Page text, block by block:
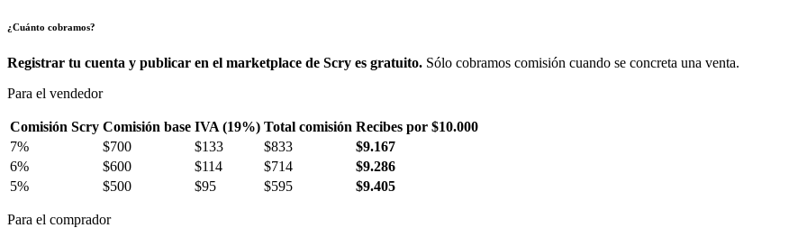
¿Cuánto cobramos?
Registrar tu cuenta y publicar en el marketplace de Scry es gratuito. Sólo cobramos comisión cuando se concreta una venta.
Para el vendedor
Comisión Scry Comisión base IVA (19%) Total comisión Recibes por $10.000
7%
$700 $133 $833
$9.167
6%
$600 $114 $714
$9.286
5%
$500 $95 $595 $9.405
Para el comprador